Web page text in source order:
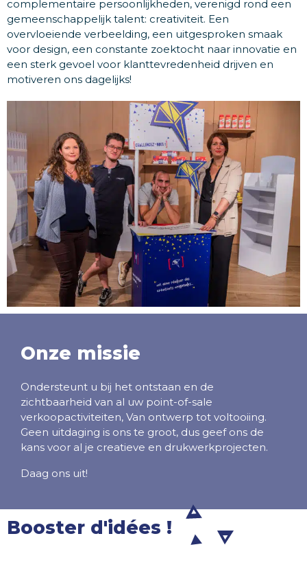
complementaire persoonlijkheden, verenigd rond een
gemeenschappelijk talent: creativiteit. Een
overvloeiende verbeelding, een uitgesproken smaak
voor design, een constante zoektocht naar innovatie en
een sterk gevoel voor klanttevredenheid drijven en
motiveren ons dagelijks!
Onze missie
Ondersteunt u bij het ontstaan en de
zichtbaarheid van al uw point-of-sale
verkoopactiviteiten, Van ontwerp tot voltooiing.
Geen uitdaging is ons te groot, dus geef ons de
kans voor al je creatieve en drukwerkprojecten.
Daag ons uit!
Booster d'idées !